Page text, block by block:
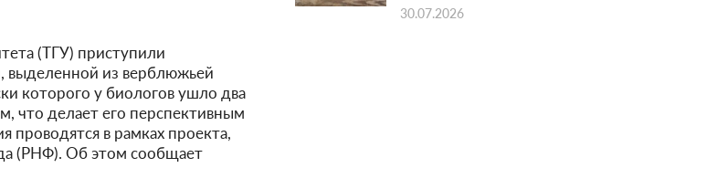
(ТГУ) приступили
выделенной из верблюжьей
которого у биологов ушло два
что делает его перспективным
проводятся в рамках проекта,
(РНФ). Об этом сообщает
30.07.2026